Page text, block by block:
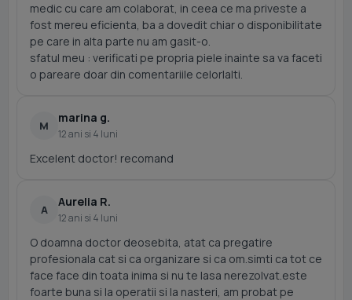
medic cu care am colaborat, in ceea ce ma priveste a
fost mereu eficienta, ba a dovedit chiar o disponibilitate
pe care in alta parte nu am gasit-o.
sfatul meu : verificati pe propria piele inainte sa va faceti
o pareare doar din comentariile celorlalti.
M
marina g.
12 ani si 4 luni
Excelent doctor! recomand
A
Aurelia R.
12 ani si 4 luni
O doamna doctor deosebita, atat ca pregatire
profesionala cat si ca organizare si ca om.simti ca tot ce
face face din toata inima si nu te lasa nerezolvat.este
foarte buna si la operatii si la nasteri, am probat pe